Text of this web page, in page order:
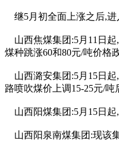
继5月初全面上涨之后,进
山西焦煤集团:5月11日起
煤种跳涨60和80元/吨价格
山西潞安集团:5月15日起
路喷吹煤价上调15-25元/
山西阳煤集团:5月15日起,
山西阳泉南煤集团:现该集